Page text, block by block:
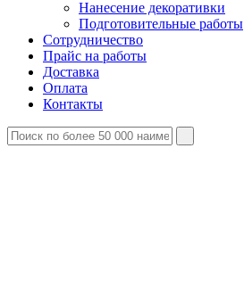
Нанесение декоративки
Подготовительные работы
Сотрудничество
Прайс на работы
Доставка
Оплата
Контакты